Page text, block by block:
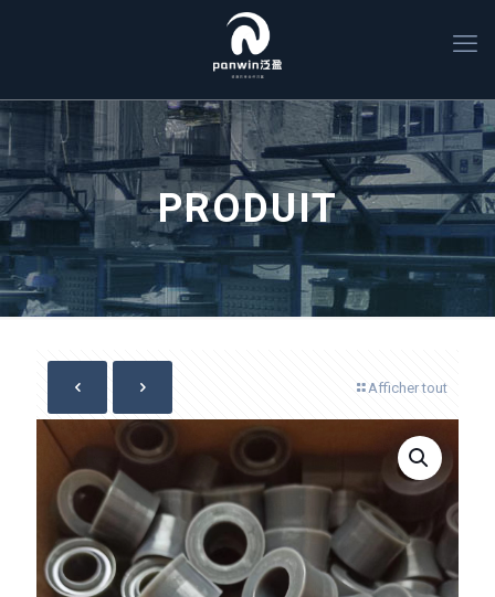
PRODUIT
Afficher tout